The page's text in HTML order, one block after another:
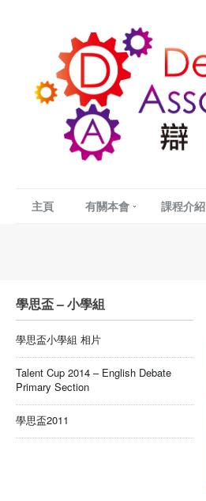
主頁 有關本會 課程介紹
學思盃 – 小學組
學思盃小學組 相片
Talent Cup 2014 – English Debate
Primary Section
學思盃2011